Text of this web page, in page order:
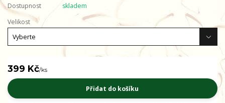
Dostupnost
skladem
Velikost
399 Kč/ks
Přidat do košíku